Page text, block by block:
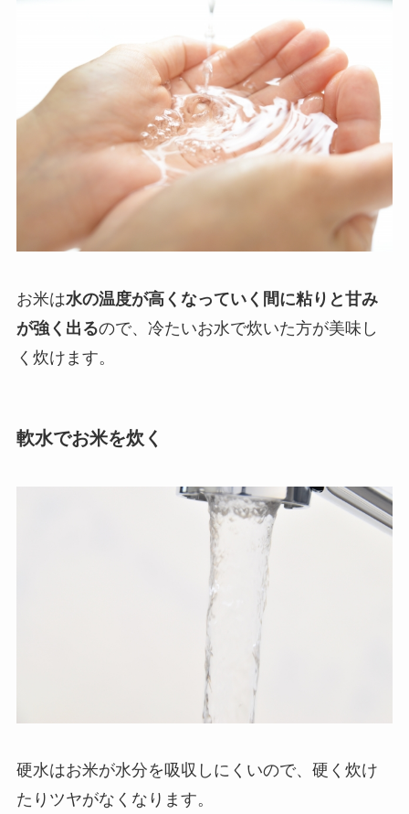
お米は水の温度が高くなっていく間に粘りと甘み
が強く出るので、冷たいお水で炊いた方が美味し
く炊けます。
軟水でお米を炊く
硬水はお米が水分を吸収しにくいので、硬く炊け
たりツヤがなくなります。